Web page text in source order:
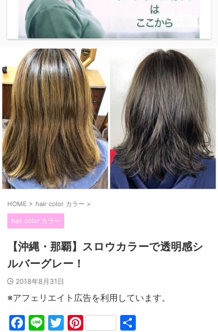
HOME > hair color カラー >
hair color カラー
【沖縄・那覇】スロウカラーで透明感シ
ルバーグレー！
2018年8月31日
※アフェリエイト広告を利用しています。
F
Li T Pi